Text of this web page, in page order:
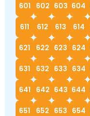
601 602 603 604
611 612 613 614
621 622 623 624
631 632 633 634
641 642 643 644
651 652 653 654